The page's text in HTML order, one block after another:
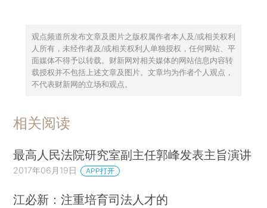
观点频道所发布文章及图片之版权属作者本人及/或相关权利
人所有，未经作者及/或相关权利人单独授权，任何网站、平
面媒体不得予以转载。财新网对相关媒体的网站信息内容转
载授权并不包括上述文章及图片。文章均为作者个人观点，
不代表财新网的立场和观点。
相关阅读
最高人民法院研究室副主任郭峰发表主旨演讲
2017年06月19日 APP打开
江必新：注重培育司法人才的